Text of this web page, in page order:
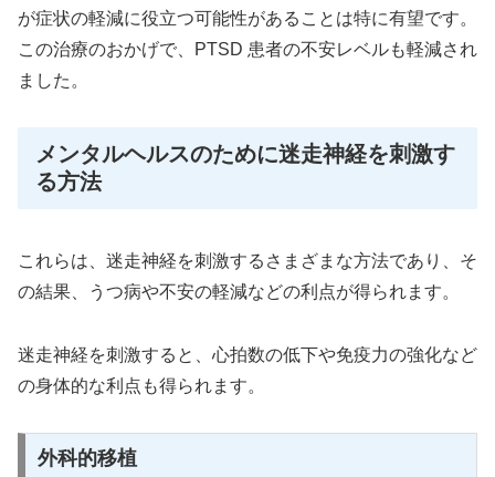
が症状の軽減に役立つ可能性があることは特に有望です。
この治療のおかげで、PTSD 患者の不安レベルも軽減され
ました。
メンタルヘルスのために迷走神経を刺激す
る方法
これらは、迷走神経を刺激するさまざまな方法であり、そ
の結果、うつ病や不安の軽減などの利点が得られます。
迷走神経を刺激すると、心拍数の低下や免疫力の強化など
の身体的な利点も得られます。
外科的移植